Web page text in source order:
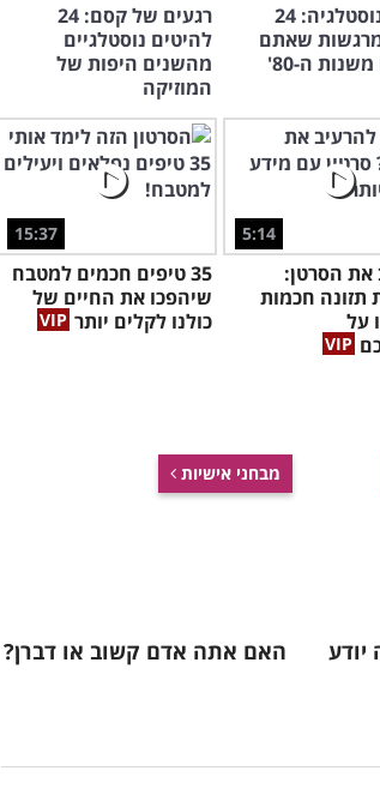
אין על נוסטלגיה: 24
שאתם
ה-80'
רגעים של קסם: 24
להיטים נוסטלגיים
מהשנים היפות של
המוזיקה
5:14
את הסרטן:
תזונה חכמות
על
15:37
35 טיפים חכמים למטבח
שיהפכו את החיים של
כולנו לקלים יותר
מבחני אישיות
האם אתה אדם קשוב או דברן?